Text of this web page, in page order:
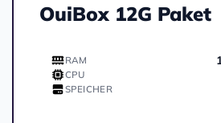
OuiBox 12G Paket
RAM
CPU
SPEICHER